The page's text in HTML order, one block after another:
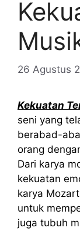
26 Agustus
Kekuatan
seni yang
berabad-
orang
Dari karya
kekuatan
karya
untuk
juga tubuh